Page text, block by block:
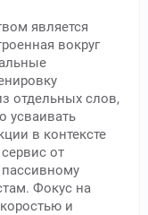
является
вокруг
отдельных слов,
усваивать
в контексте
от
пассивному
Фокус на
и